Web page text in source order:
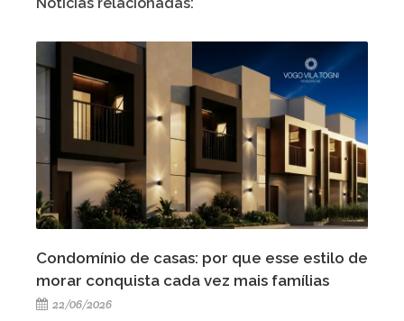
Notícias relacionadas:
Condomínio de casas: por que esse estilo de
morar conquista cada vez mais famílias
22/06/2026